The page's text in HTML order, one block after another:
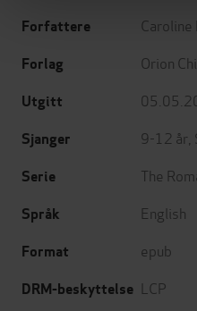
Forfattere Caroline
Forlag Orion
Utgitt
Sjanger 9-12 år
Serie The
Språk English
Format epub
DRM-beskyttelse LCP